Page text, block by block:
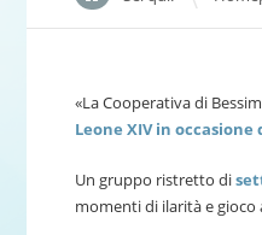
«La Cooperativa di
Leone XIV in
Un gruppo ristretto di
momenti di ilarità e